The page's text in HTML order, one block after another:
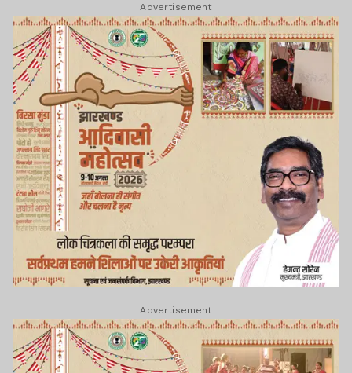
Advertisement
Advertisement